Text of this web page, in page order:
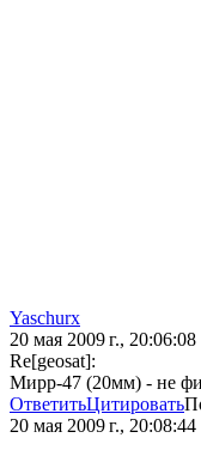
Yaschurx
20 мая 2009 г., 20:06:08
Re[geosat]:
Мирр-47 (20мм) - не
ОтветитьЦитировать
20 мая 2009 г., 20:08:44